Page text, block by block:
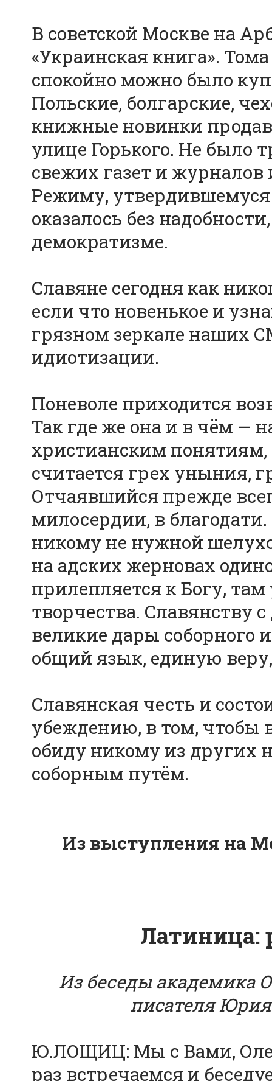
В советской Москве на
«Украинская книга».
спокойно можно было
Польские, болгарские,
книжные новинки
улице Горького. Не было
свежих газет и журналов
Режиму, утвердившемуся
оказалось без
демократизме.
Славяне сегодня как
если что новенькое и
грязном зеркале наших
идиотизации.
Поневоле приходится
Так где же она и в чём —
христианским
считается грех уныния,
Отчаявшийся прежде
милосердии, в
никому не нужной
на адских жерновах
прилепляется к Богу,
творчества. Славянству
великие дары соборного
общий язык, единую
Славянская честь и
убеждению, в том, чтобы
обиду никому из других
соборным путём.
Из выступления на
Латиница:
Из беседы академика
писателя
Ю.ЛОЩИЦ: Мы с Вами,
раз встречаемся и